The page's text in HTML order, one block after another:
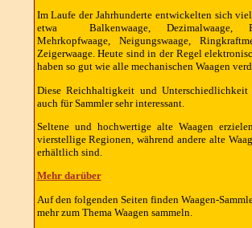
Im Laufe der Jahrhunderte entwickelten sich
etwa Balkenwaage, Dezimalwaage,
Mehrkopfwaage, Neigungswaage,
Zeigerwaage. Heute sind in der Regel
haben so gut wie alle mechanischen Waagen
Diese Reichhaltigkeit und Unterschiedlichkeit
auch für Sammler sehr interessant.
Seltene und hochwertige alte Waagen
vierstellige Regionen, während andere alte
erhältlich sind.
Mehr darüber
Auf den folgenden Seiten finden Waagen-
mehr zum Thema Waagen sammeln.